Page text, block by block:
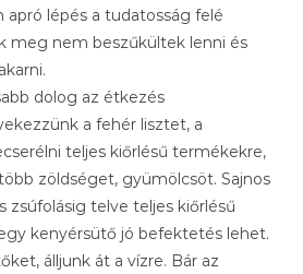
apró lépés a tudatosság felé
meg nem beszűkültek lenni és
dolog az étkezés
a fehér lisztet, a
teljes kiőrlésű termékekre,
zöldséget, gyümölcsöt. Sajnos
zsúfolásig telve teljes kiőrlésű
kenyérsütő jó befektetés lehet.
álljunk át a vízre. Bár az